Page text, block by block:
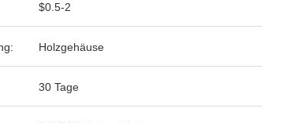
$0.5-2
Holzgehäuse
30 Tage